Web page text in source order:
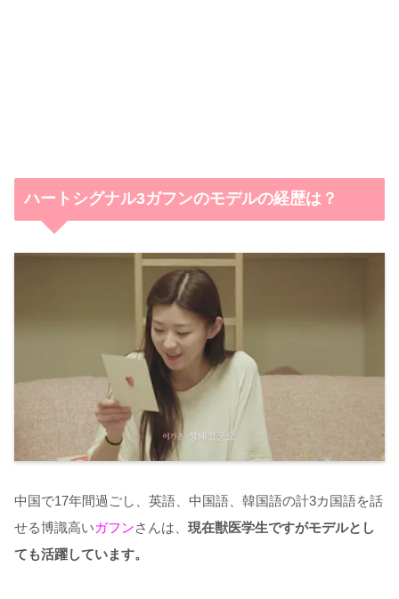
ハートシグナル3ガフンのモデルの経歴は？
中国で17年間過ごし、英語、中国語、韓国語の計3カ国語を話
せる博識高いガフンさんは、 現在獣医学生ですがモデルとし
ても活躍しています。